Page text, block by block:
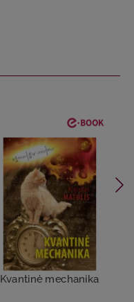
Kvantinė mechanika